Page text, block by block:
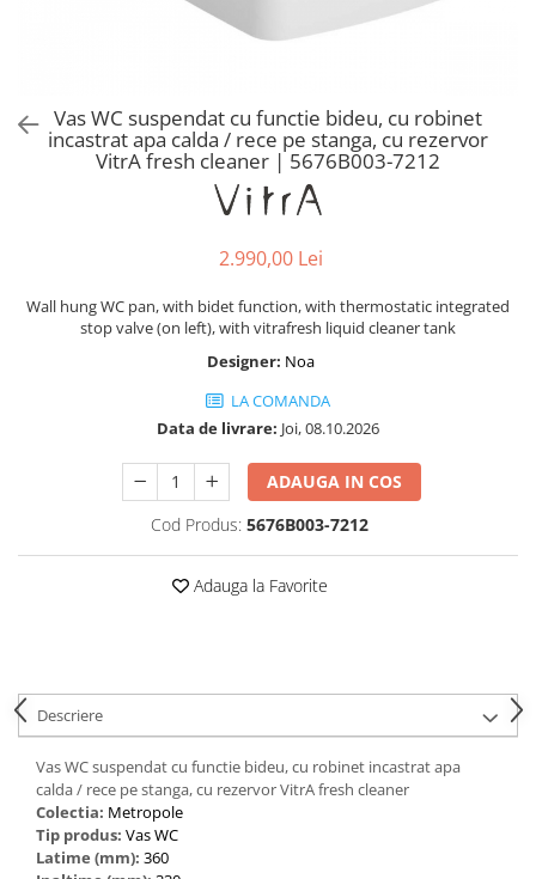
Baterii lavoar montare pe tavan
Robinete de trecere
Robinete masina de spalat
Vas WC suspendat cu functie bideu, cu robinet
incastrat apa calda / rece pe stanga, cu rezervor
VitrA fresh cleaner | 5676B003-7212
2.990,00 Lei
Wall hung WC pan, with bidet function, with thermostatic integrated
stop valve (on left), with vitrafresh liquid cleaner tank
Designer: Noa
LA COMANDA
Data de livrare: Joi, 08.10.2026
ADAUGA IN COS
Cod Produs: 5676B003-7212
Adauga la Favorite
Descriere
Vas WC suspendat cu functie bideu, cu robinet incastrat apa
calda / rece pe stanga, cu rezervor VitrA fresh cleaner
Colectia: Metropole
Tip produs: Vas WC
Latime (mm): 360